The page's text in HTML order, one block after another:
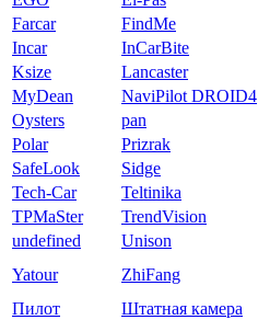
Farcar
FindMe
Incar
InCarBite
Ksize
Lancaster
MyDean
NaviPilot DROID4
Oysters
pan
Polar
Prizrak
SafeLook
Sidge
Tech-Car
Teltinika
TPMaSter
TrendVision
undefined
Unison
Yatour
ZhiFang
Пилот
Штатная камера